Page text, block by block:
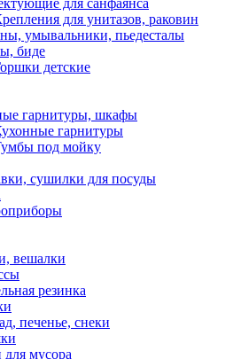
для унитазов, раковин
умывальники, пьедесталы
биде
детские
гарнитуры, шкафы
гарнитуры
под мойку
сушилки для посуды
вешалки
резинка
печенье, снеки
мусора